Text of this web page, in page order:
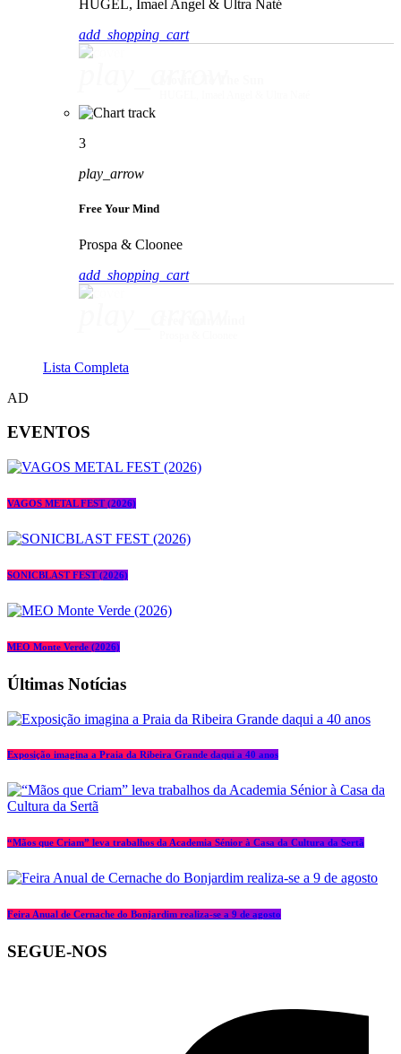
HUGEL, Imael Angel & Ultra Naté
add_shopping_cart
3
play_arrow
Free Your Mind
Prospa & Cloonee
add_shopping_cart
Lista Completa
AD
EVENTOS
VAGOS METAL FEST (2026)
SONICBLAST FEST (2026)
MEO Monte Verde (2026)
Últimas Notícias
Exposição imagina a Praia da Ribeira Grande daqui a 40 anos
“Mãos que Criam” leva trabalhos da Academia Sénior à Casa da Cultura da Sertã
Feira Anual de Cernache do Bonjardim realiza-se a 9 de agosto
SEGUE-NOS